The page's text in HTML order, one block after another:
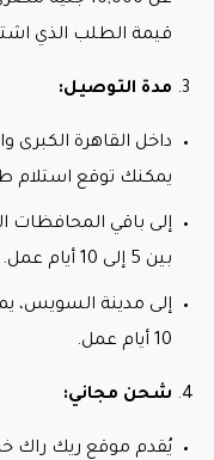
قيمة الطلب الذي
مدة التوصيل:
داخل القاهرة
يمكنك توقع استلام طلبك
إلى باقي المحافظات
بين 5 إلى 10 أيام عمل.
10 أيام عمل.
شحن مجاني:
يُقدم موقع ريك راك